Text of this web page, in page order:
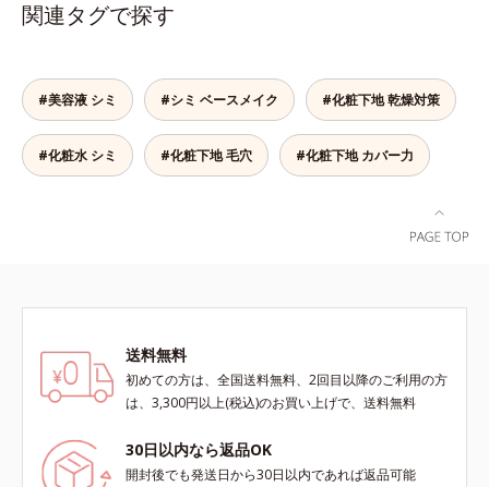
ビス リンクルブライトUVプロテク
ター N各商品の詳しい情報は商品ペ
祭りは、こちら
で、ごく自然な仕上がりになりま
す。たった10秒で隠したいシミをサ
関連タグで探す
#美容液 シミ #シミ ベースメイク #化粧下地 乾燥対策
#化粧水 シミ #化粧下地 毛穴 #化粧下地 カバー力
送料無料
初めての方は、全国送料無料、2回目以降のご利用の方
は、3,300円以上(税込)のお買い上げで、送料無料
30日以内なら返品OK
開封後でも発送日から30日以内であれば返品可能